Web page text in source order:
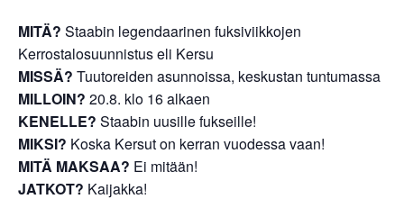
MITÄ? Staabin legendaarinen fuksiviikkojen
Kerrostalosuunnistus eli Kersu
MISSÄ? Tuutoreiden asunnoissa, keskustan tuntumassa
MILLOIN? 20.8. klo 16 alkaen
KENELLE? Staabin uusille fukseille!
MIKSI? Koska Kersut on kerran vuodessa vaan!
MITÄ MAKSAA? Ei mitään!
JATKOT? Kaijakka!